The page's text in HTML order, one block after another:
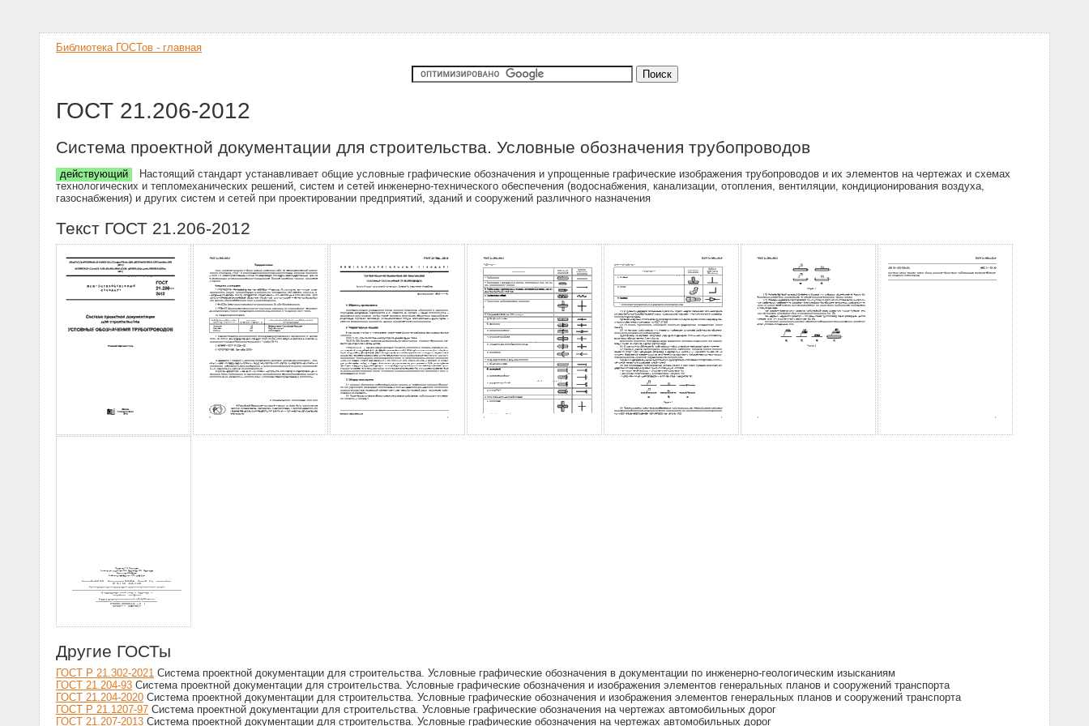
Библиотека ГОСТов - главная
ГОСТ 21.206-2012
Система проектной документации для строительства. Условные обозначения трубопроводов
действующий
Настоящий стандарт устанавливает общие условные графические обозначения и упрощенные графические изображения трубопроводов и их элементов на чертежах и схемах
технологических и тепломеханических решений, систем и сетей инженерно-технического обеспечения (водоснабжения, канализации, отопления, вентиляции, кондиционирования воздуха,
газоснабжения) и других систем и сетей при проектировании предприятий, зданий и сооружений различного назначения
Текст ГОСТ 21.206-2012
Другие ГОСТы
ГОСТ Р 21.302-2021 Система проектной документации для строительства. Условные графические обозначения в документации по инженерно-геологическим изысканиям
ГОСТ 21.204-93 Система проектной документации для строительства. Условные графические обозначения и изображения элементов генеральных планов и сооружений транспорта
ГОСТ 21.204-2020 Система проектной документации для строительства. Условные графические обозначения и изображения элементов генеральных планов и сооружений транспорта
ГОСТ Р 21.1207-97 Система проектной документации для строительства. Условные графические обозначения на чертежах автомобильных дорог
ГОСТ 21.207-2013 Система проектной документации для строительства. Условные графические обозначения на чертежах автомобильных дорог